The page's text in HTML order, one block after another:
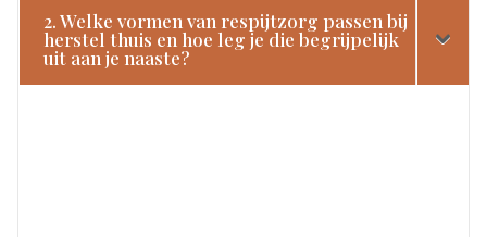
2. Welke vormen van respijtzorg passen bij
herstel thuis en hoe leg je die begrijpelijk
uit aan je naaste?